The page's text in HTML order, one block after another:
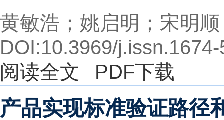
黄敏浩；姚启明；宋明
DOI:10.3969/
阅读全文
PDF下载
产品实现标准验证路径